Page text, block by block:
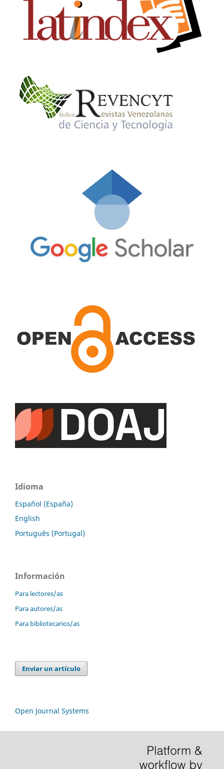
Idioma
Español (España)
English
Português (Portugal)
Información
Para lectores/as
Para autores/as
Para bibliotecarios/as
Enviar un artículo
Open Journal Systems